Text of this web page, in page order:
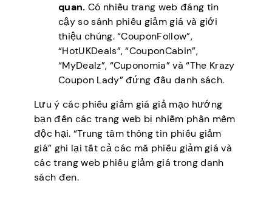
quan. Có nhiều trang web đáng tin
cậy so sánh phiếu giảm giá và giới
thiệu chúng. “CouponFollow”,
“HotUKDeals”, “CouponCabin”,
“MyDealz”, “Cuponomia” và “The Krazy
Coupon Lady” đứng đầu danh sách.
Lưu ý các phiếu giảm giá giả mạo hướng
bạn đến các trang web bị nhiễm phần mềm
độc hại. “Trung tâm thông tin phiếu giảm
giá” ghi lại tất cả các mã phiếu giảm giá và
các trang web phiếu giảm giá trong danh
sách đen.